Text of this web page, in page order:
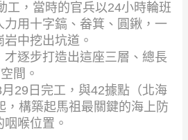
工，當時的官兵以24小時輪班
力用十字鎬、畚箕、圓鍬，一
中挖出坑道。
逐步打造出這座三層、總長
間。
29日完工，與42據點（北海
，構築起馬祖最關鍵的海上防
喉位置。